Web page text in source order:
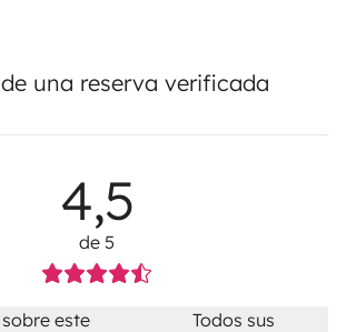
de una reserva verificada
4,5
de 5
este
Todos sus